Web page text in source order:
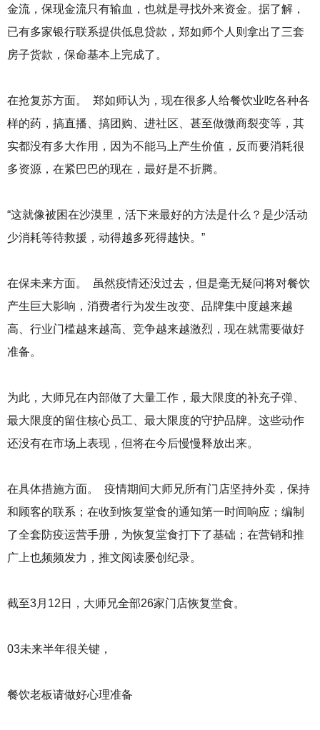
金流，保现金流只有输血，也就是寻找外来资金。据了解，
已有多家银行联系提供低息贷款，郑如师个人则拿出了三套
房子货款，保命基本上完成了。
在抢复苏方面。 郑如师认为，现在很多人给餐饮业吃各种各
样的药，搞直播、搞团购、进社区、甚至做微商裂变等，其
实都没有多大作用，因为不能马上产生价值，反而要消耗很
多资源，在紧巴巴的现在，最好是不折腾。
“这就像被困在沙漠里，活下来最好的方法是什么？是少活动
少消耗等待救援，动得越多死得越快。”
在保未来方面。 虽然疫情还没过去，但是毫无疑问将对餐饮
产生巨大影响，消费者行为发生改变、品牌集中度越来越
高、行业门槛越来越高、竞争越来越激烈，现在就需要做好
准备。
为此，大师兄在内部做了大量工作，最大限度的补充子弹、
最大限度的留住核心员工、最大限度的守护品牌。这些动作
还没有在市场上表现，但将在今后慢慢释放出来。
在具体措施方面。 疫情期间大师兄所有门店坚持外卖，保持
和顾客的联系；在收到恢复堂食的通知第一时间响应；编制
了全套防疫运营手册，为恢复堂食打下了基础；在营销和推
广上也频频发力，推文阅读屡创纪录。
截至3月12日，大师兄全部26家门店恢复堂食。
03未来半年很关键，
餐饮老板请做好心理准备